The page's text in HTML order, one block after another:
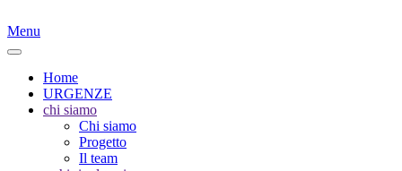
Menu
Home
URGENZE
chi siamo
Chi siamo
Progetto
Il team